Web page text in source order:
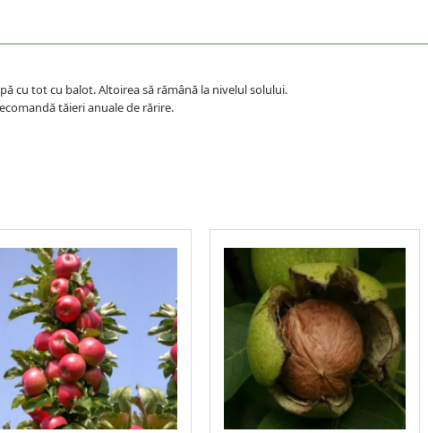
cu tot cu balot. Altoirea să rămână la nivelul solului.
tăieri anuale de rărire.